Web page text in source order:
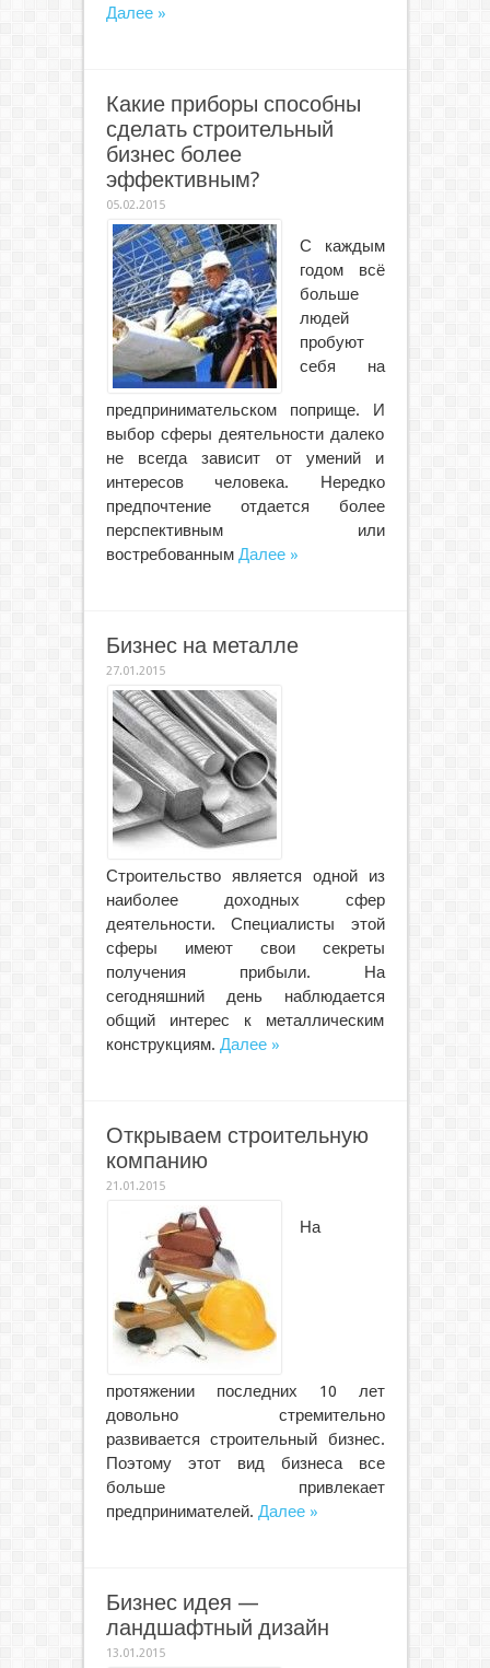
Далее »
Какие приборы способны
сделать строительный
бизнес более
эффективным?
05.02.2015
С каждым
годом всё
больше
людей
пробуют
себя на
предпринимательском поприще. И
выбор сферы деятельности далеко
не всегда зависит от умений и
интересов человека. Нередко
предпочтение отдается более
перспективным или
востребованным Далее »
Бизнес на металле
27.01.2015
Строительство является одной из
наиболее доходных сфер
деятельности. Специалисты этой
сферы имеют свои секреты
получения прибыли. На
сегодняшний день наблюдается
общий интерес к металлическим
конструкциям. Далее »
Открываем строительную
компанию
21.01.2015
На
протяжении последних 10 лет
довольно стремительно
развивается строительный бизнес.
Поэтому этот вид бизнеса все
больше привлекает
предпринимателей. Далее »
Бизнес идея —
ландшафтный дизайн
13.01.2015